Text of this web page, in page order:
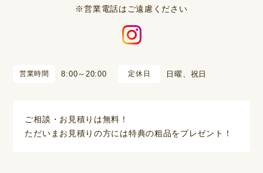
※営業電話はご遠慮ください
営業時間 8:00～20:00 定休日 日曜、祝日
ご相談・お見積りは無料！
ただいまお見積りの方には特典の粗品をプレゼント！